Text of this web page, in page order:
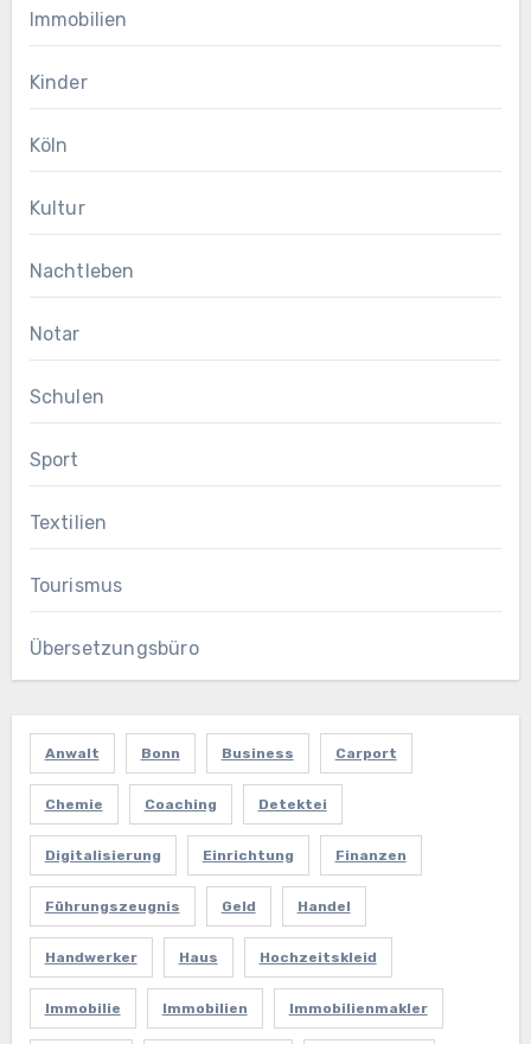
Immobilien
Kinder
Köln
Kultur
Nachtleben
Notar
Schulen
Sport
Textilien
Tourismus
Übersetzungsbüro
Anwalt Bonn Business Carport
Chemie Coaching Detektei
Digitalisierung Einrichtung Finanzen
Führungszeugnis Geld Handel
Handwerker Haus Hochzeitskleid
Immobilie Immobilien Immobilienmakler